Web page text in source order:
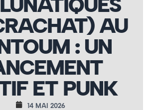
AU
: UN
ET PUNK
14 MAI 2026